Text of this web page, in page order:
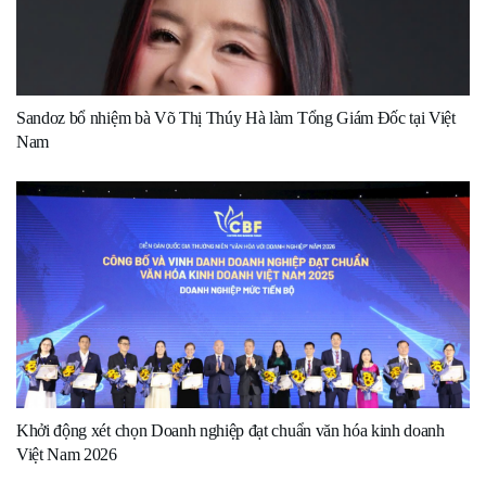
Sandoz bổ nhiệm bà Võ Thị Thúy Hà làm Tổng Giám Đốc tại Việt
Nam
Khởi động xét chọn Doanh nghiệp đạt chuẩn văn hóa kinh doanh
Việt Nam 2026